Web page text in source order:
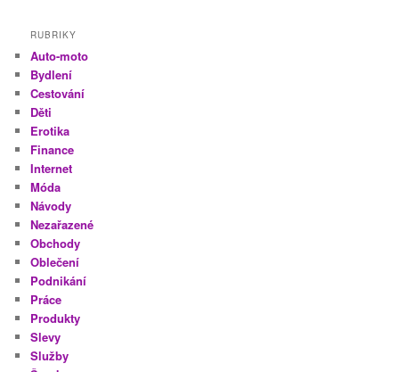
RUBRIKY
Auto-moto
Bydlení
Cestování
Děti
Erotika
Finance
Internet
Móda
Návody
Nezařazené
Obchody
Oblečení
Podnikání
Práce
Produkty
Slevy
Služby